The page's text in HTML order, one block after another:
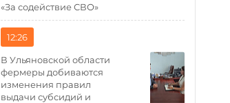
«За содействие СВО»
12:26
В Ульяновской области
фермеры добиваются
изменения правил
выдачи субсидий и